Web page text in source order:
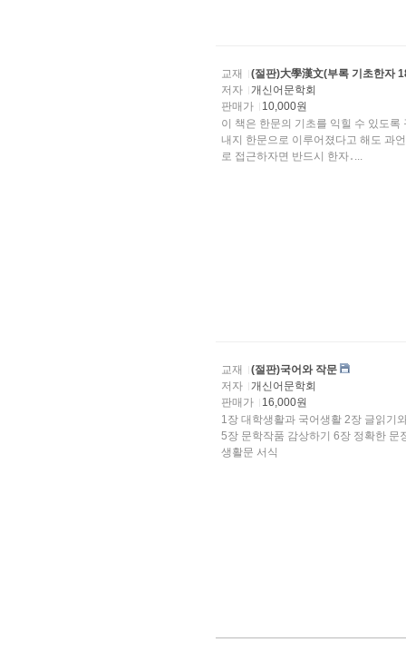
교재
(절판)大學漢文(부록 기초한자
저자
개신어문학회
판매가
10,000원
이 책은 한문의 기초를 익힐 수 있도
내지 한문으로 이루어졌다고 해도 과언이 아니다. 따라서 우리의 전통문화를 학문적으로,
로 접근하자면 반드시 한자․...
교재
(절판)국어와 작문
저자
개신어문학회
판매가
16,000원
1장 대학생활과 국어생활 2장 글읽기와 글쓰기의 기본원리 3.장 학술적 글쓰기 4장 실용적 글쓰기
5장 문학작품 감상하기 6장 정확한 문장 쓰기 부 록 1. 한글 맞춤법 2. 외래어 표기법 3. 상용한자 4.
생활문 서식